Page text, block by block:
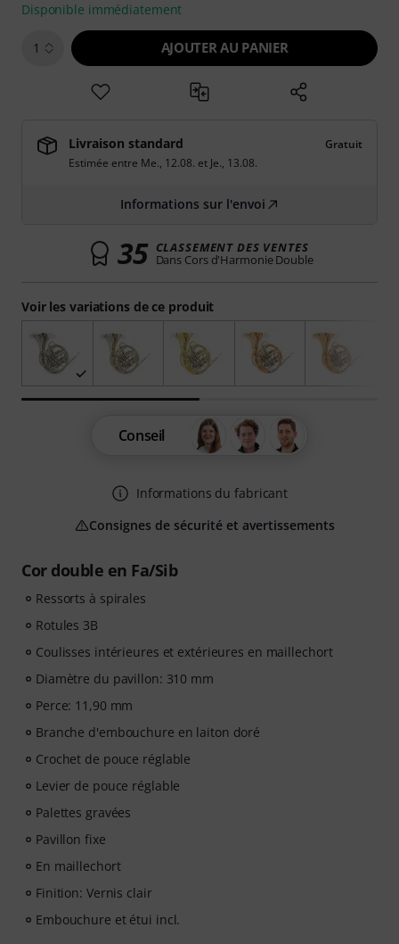
Cor double en Fa/Sib
Ressorts à spirales
Rotules 3B
Coulisses intérieures et extérieures en maillechort
Diamètre du pavillon: 310 mm
Perce: 11,90 mm
Branche d'embouchure en laiton doré
Crochet de pouce réglable
Levier de pouce réglable
Palettes gravées
Pavillon fixe
En maillechort
Finition: Vernis clair
Embouchure et étui incl.
Voir les variations de ce produit
Disponible immédiatement
1 AJOUTER AU PANIER
Livraison standard
Gratuit
Estimée entre Me., 12.08. et Je., 13.08.
Informations sur l'envoi
35 CLASSEMENT DES VENTES
Dans Cors d'Harmonie Double
Conseil
Informations du fabricant
Consignes de sécurité et avertissements